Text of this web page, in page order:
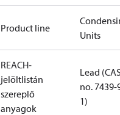
Product line
Units
REACH-
jelöltlistán
szereplő
anyagok
Lead
no. 7439-
1)